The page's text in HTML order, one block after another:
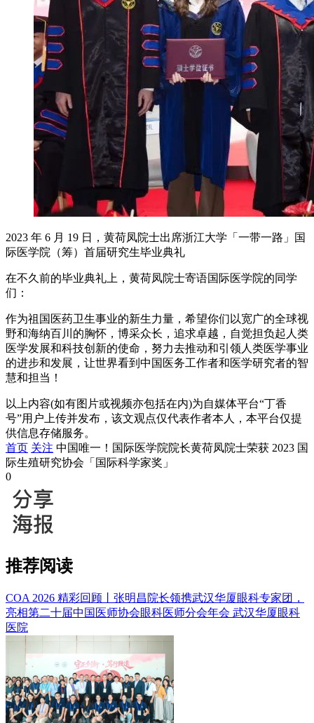
2023 年 6 月 19 日，黄荷凤院士出席浙江大学「一带一路」国
际医学院（筹）首届研究生毕业典礼
在不久前的毕业典礼上，黄荷凤院士寄语国际医学院的同学
们：
作为祖国医药卫生事业的新生力量，希望你们以宽广的全球视
野和海纳百川的胸怀，博采众长，追求卓越，自觉担负起人类
医学发展和科技创新的使命，努力去推动和引领人类医学事业
的进步和发展，让世界看到中国医务工作者和医学研究者的智
慧和担当！
以上内容(如有图片或视频亦包括在内)为自媒体平台“丁香
号”用户上传并发布，该文观点仅代表作者本人，本平台仅提
供信息存储服务。
首页 关注 中国唯一！国际医学院院长黄荷凤院士荣获 2023 国
际生殖研究协会「国际科学家奖」
0
推荐阅读
COA 2026 精彩回顾丨张明昌院长领携武汉华厦眼科专家团，
亮相第二十届中国医师协会眼科医师分会年会 武汉华厦眼科
医院